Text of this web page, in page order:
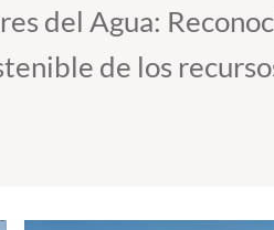
del Agua:
de los